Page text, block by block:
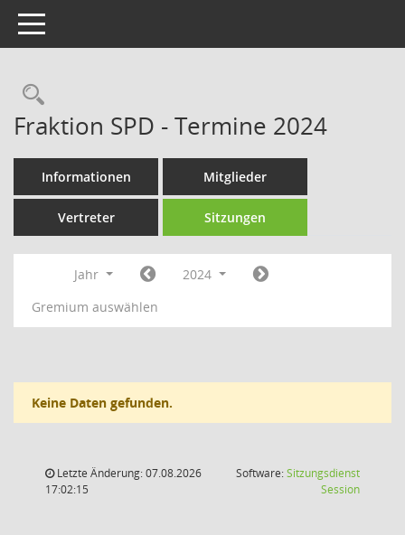
Toggle navigation
Rechercheauswahl
Fraktion SPD - Termine 2024
Informationen Mitglieder
Vertreter Sitzungen
Jahr
2024
Gremium auswählen
Keine Daten gefunden.
Letzte Änderung: 07.08.2026
17:02:15
Software:Sitzungsdienst
Session(Wird in